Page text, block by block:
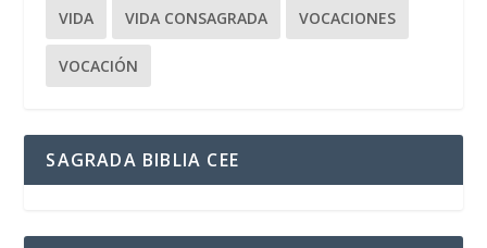
VIDA VIDA CONSAGRADA VOCACIONES
VOCACIÓN
SAGRADA BIBLIA CEE